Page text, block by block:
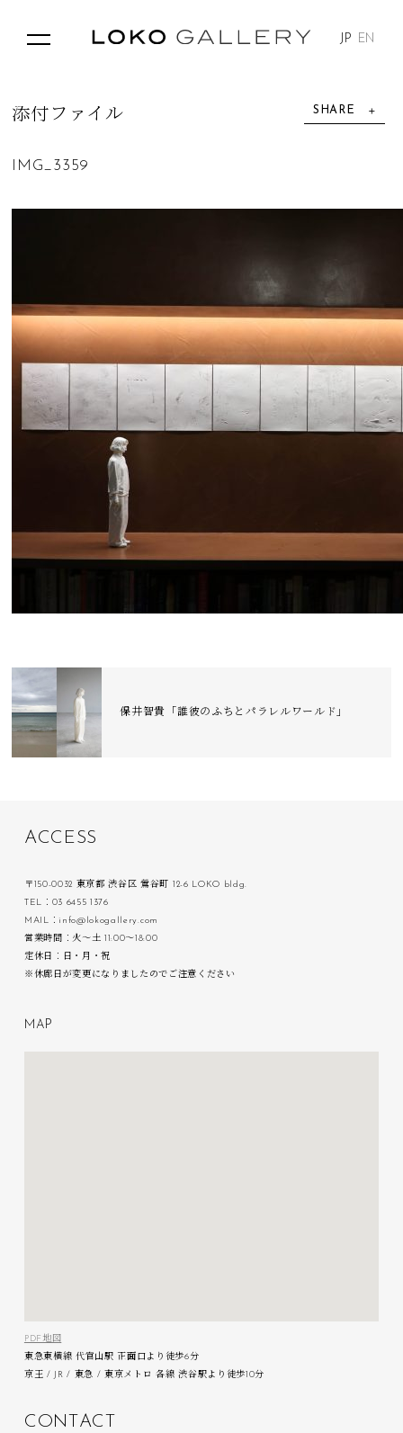
JP EN
SHARE
添付 フ ァ イ ル
IMG_3359
保井智貴「誰彼のふちとパラレルワールド」
ACC ESS
〒150-0032 東京都 渋谷区 鶯谷町 12-6 LOKO bldg.
TEL：03 6455 1376
MAIL：info@lokogallery.com
営業時間：火〜土 11:00〜18:00
定休日：日・月・祝
※休廊日が変更になりましたのでご注意ください
M A P
PDF地図
東急東横線 代官山駅 正面口より徒歩6分
京王 / JR / 東急 / 東京メトロ 各線 渋谷駅より徒歩10分
C ON T AC T